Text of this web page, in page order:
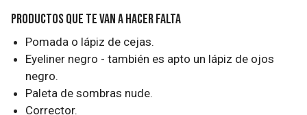
Productos que te van a hacer falta
Pomada o lápiz de cejas.
Eyeliner negro - también es apto un lápiz de ojos
negro.
Paleta de sombras nude.
Corrector.